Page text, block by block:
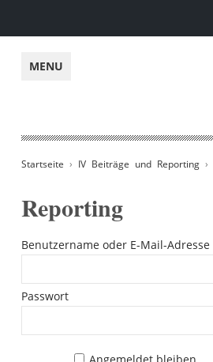
MENU
Startseite › IV Beiträge und Reporting›
Reporting
Benutzername oder E-Mail-Adresse
Passwort